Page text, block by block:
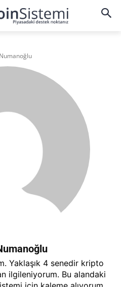
Yaklaşık 4 senedir kripto
ilgileniyorum. Bu alandaki